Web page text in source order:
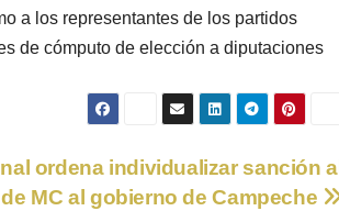
a los representantes de los partidos
de cómputo de elección a diputaciones
ordena individualizar sanción al
MC al gobierno de Campeche